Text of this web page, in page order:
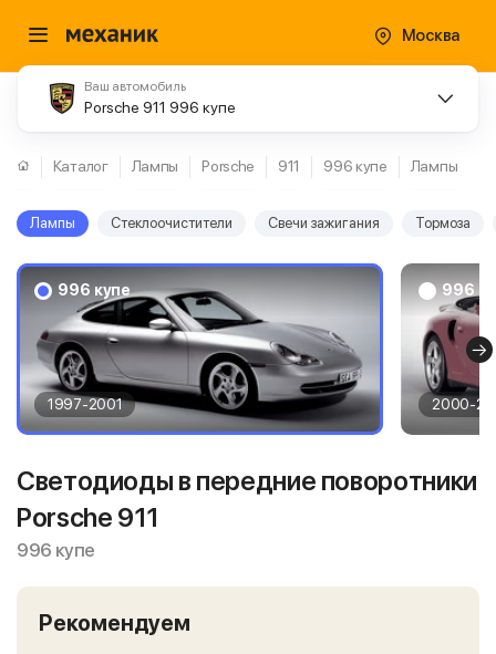
Москва
Ваш автомобиль
Porsche 911 996 купе
Каталог Лампы Porsche 911 996 купе Лампы
Лампы Стеклоочистители Свечи зажигания Тормоза
996 купе
1997-2001
996
2000-
Светодиоды в передние поворотники
Porsche 911
996 купе
Рекомендуем